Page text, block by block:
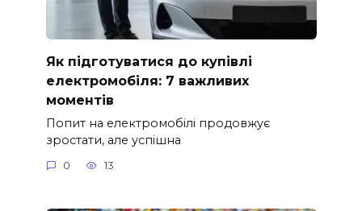
Як підготуватися до купівлі
електромобіля: 7 важливих
моментів
Попит на електромобілі продовжує
зростати, але успішна
0 13